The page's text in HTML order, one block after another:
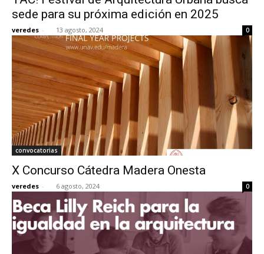
sede para su próxima edición en 2025
veredes - 13 agosto, 2024 0
convocatorias
X Concurso Cátedra Madera Onesta
veredes - 6 agosto, 2024 0